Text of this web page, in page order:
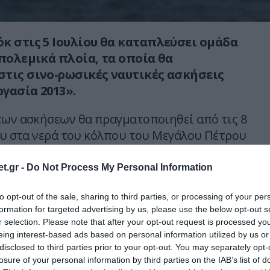
- Do Not Process My Personal Information
opt-out of the sale, sharing to third parties, or processing of your
for targeted advertising by us, please use the below opt-out
selection. Please note that after your opt-out request is processed
interest-based ads based on personal information utilized by us
to third parties prior to your opt-out. You may separately
of your personal information by third parties on the IAB’s list of
στις 5 Ιουλίου θα καταπλεύσει ομάδα
πλοία, τα οποία θα
σινο-ρωσικές ναυτικές ασκήσεις
2013».
ασκήσεων θα πραγματοποιηθεί από τις 8
στα νερά του κόλπου του Μεγάλου Πέτρου
20 πλοία, αεροσκάφη και ελικόπτερα.
από τις 27 Ιουλίου μέχρι στις 15 Αυγούστου
έδαφος της Ρωσίας, οι ρωσο-κινεζικες
ασκήσεις «Ειρηνική αποστολή 2013».
defencenet.gr